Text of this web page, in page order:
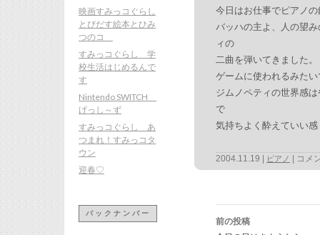
今日はお仕事でピアノ
バッハの主よ、人の望
ィの
二曲を弾いてきました。
ゲームに使われるみたい
ジムノペティの世界感
で
気持ちよく酔えていい
2004.11.19 ピアノ コメ
投
稿
ナ
ビ
前の投稿
映画すみっコぐらし
とびだす絵本とひみ
つのコ
すみっコぐらし 学
校生活はじめるんで
す
Nintendo SWITCH
げっし～ず
すみっコぐらし あ
つまれ！すみっコタ
ウン
迎春♡
バックナンバー